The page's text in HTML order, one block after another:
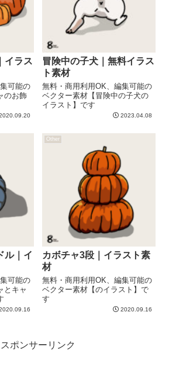
イラス
可能の
のお飾
冒険中の子犬｜無料イラス
ト素材
無料・商用利用OK、編集可能の
ベクター素材【冒険中の子犬の
イラスト】です
2023.04.08
ル｜イ
可能の
とキャ
Other
カボチャ3段｜イラスト素
材
無料・商用利用OK、編集可能の
ベクター素材【のイラスト】で
す
2020.09.16
スポンサーリンク